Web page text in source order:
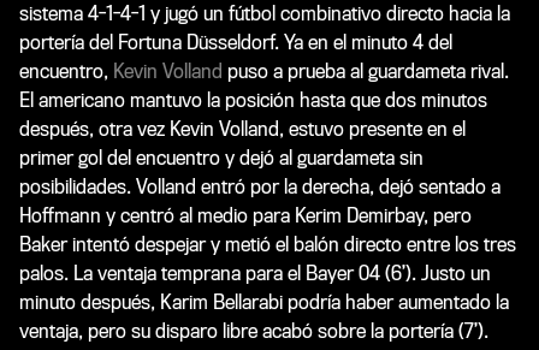
sistema 4-1-4-1 y jugó un fútbol combinativo directo hacia la
portería del Fortuna Düsseldorf. Ya en el minuto 4 del
encuentro, Kevin Volland puso a prueba al guardameta rival.
El americano mantuvo la posición hasta que dos minutos
después, otra vez Kevin Volland, estuvo presente en el
primer gol del encuentro y dejó al guardameta sin
posibilidades. Volland entró por la derecha, dejó sentado a
Hoffmann y centró al medio para Kerim Demirbay, pero
Baker intentó despejar y metió el balón directo entre los tres
palos. La ventaja temprana para el Bayer 04 (6’). Justo un
minuto después, Karim Bellarabi podría haber aumentado la
ventaja, pero su disparo libre acabó sobre la portería (7’).